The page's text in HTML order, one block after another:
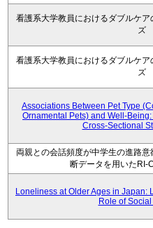
看護系大学教員におけるダブルケ
ズ
看護系大学教員におけるダブルケ
ズ
Associations Between Pet Type
Ornamental Pets) and Well-
Cross-Sectional
両親との会話頻度が中学生の進路
断データを用いたRI-
Loneliness at Older Ages in Japan:
Role of